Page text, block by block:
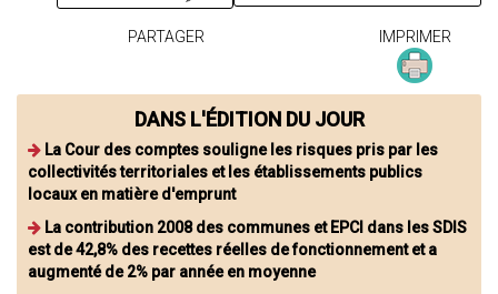
PARTAGER IMPRIMER
DANS L'ÉDITION DU JOUR
La Cour des comptes souligne les risques pris par les
collectivités territoriales et les établissements publics
locaux en matière d'emprunt
La contribution 2008 des communes et EPCI dans les SDIS
est de 42,8% des recettes réelles de fonctionnement et a
augmenté de 2% par année en moyenne